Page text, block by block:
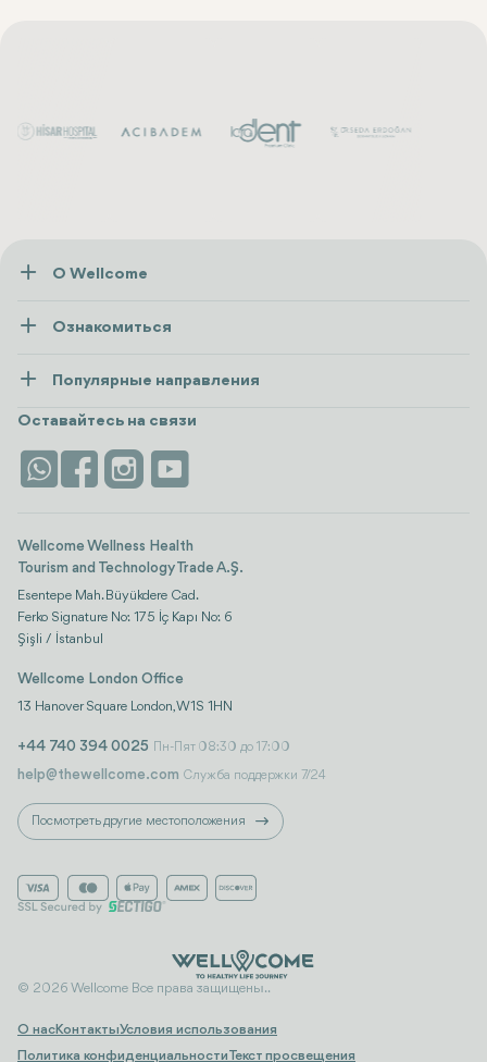
О Wellcome
Пресса
Безопасность
Контакты
Ознакомиться
Wellness
Размещение
Достопримечательности
Отзывы
Популярные направления
посмотреть все
Istanbul
Оставайтесь на связи
Wellcome Wellness Health
Tourism and Technology Trade A.Ş.
Esentepe Mah. Büyükdere Cad.
Ferko Signature No: 175 İç Kapı No: 6
Şişli / İstanbul
Wellcome London Office
13 Hanover Square London, W1S 1HN
+44 740 394 0025 Пн-Пят 08:30 до 17:00
help@thewellcome.com Служба поддержки 7/24
Посмотреть другие местоположения
© 2026 Wellcome Все права защищены..
О насКонтактыУсловия использования
Политика конфиденциальностиТекст просвещения